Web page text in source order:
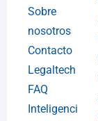
Sobre
nosotros
Contacto
Legaltech
FAQ
Inteligenci